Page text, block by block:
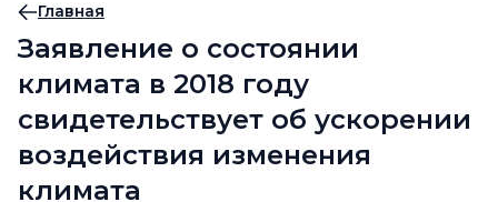
Хлебная
крошка
Главная
Заявление о состоянии
климата в 2018 году
свидетельствует об ускорении
воздействия изменения
климата